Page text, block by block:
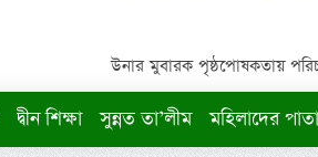
উনার মুবারক পৃষ্ঠপোষকতায়
দ্বীন শিক্ষা সুন্নত তা’লীম মহিলাদের পাতা